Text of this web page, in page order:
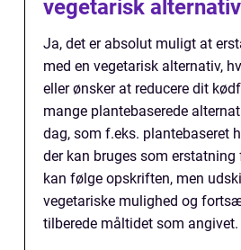
vegetarisk
Ja, det er absolut muligt at
med en vegetarisk alternativ,
eller ønsker at reducere dit
mange plantebaserede
dag, som f.eks. plantebaseret
der kan bruges som erstatning
kan følge opskriften, men
vegetariske mulighed og
tilberede måltidet som angivet.